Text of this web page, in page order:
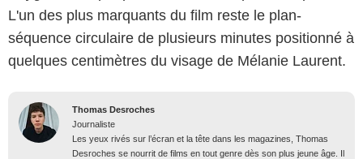
L'un des plus marquants du film reste le plan-
séquence circulaire de plusieurs minutes positionné à
quelques centimètres du visage de Mélanie Laurent.
Thomas Desroches
Journaliste
Les yeux rivés sur l’écran et la tête dans les magazines, Thomas
Desroches se nourrit de films en tout genre dès son plus jeune âge. Il